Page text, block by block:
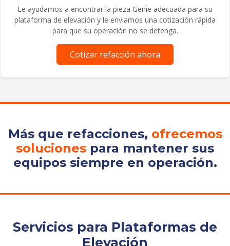
Le ayudamos a encontrar la pieza Genie adecuada para su
plataforma de elevación y le enviamos una cotización rápida
para que su operación no se detenga.
Cotizar refacción ahora
Más que refacciones, ofrecemos
soluciones para mantener sus
equipos siempre en operación.
Servicios para Plataformas de
Elevación